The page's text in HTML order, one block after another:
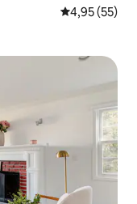
Gemiddelde
4,95 (55)